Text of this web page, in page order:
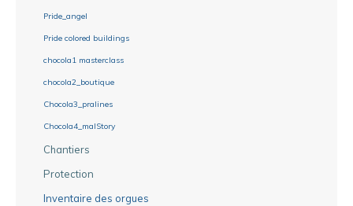
Pride_angel
Pride colored buildings
chocola1 masterclass
chocola2_boutique
Chocola3_pralines
Chocola4_malStory
Chantiers
Protection
Inventaire des orgues